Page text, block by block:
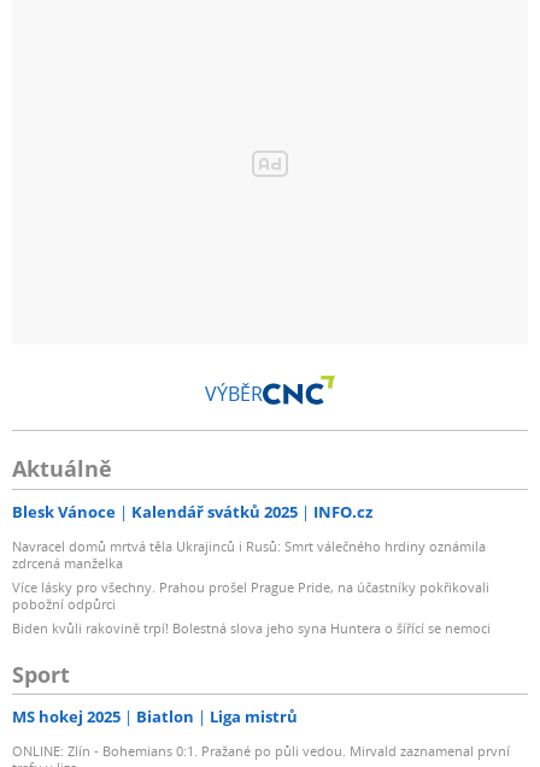
VÝBĚR
Aktuálně
Blesk Vánoce Kalendář svátků 2025 INFO.cz
Navracel domů mrtvá těla Ukrajinců i Rusů: Smrt válečného hrdiny oznámila
zdrcená manželka
Více lásky pro všechny. Prahou prošel Prague Pride, na účastníky pokřikovali
pobožní odpůrci
Biden kvůli rakovině trpí! Bolestná slova jeho syna Huntera o šířící se nemoci
Sport
MS hokej 2025 Biatlon Liga mistrů
ONLINE: Zlín - Bohemians 0:1. Pražané po půli vedou. Mirvald zaznamenal první